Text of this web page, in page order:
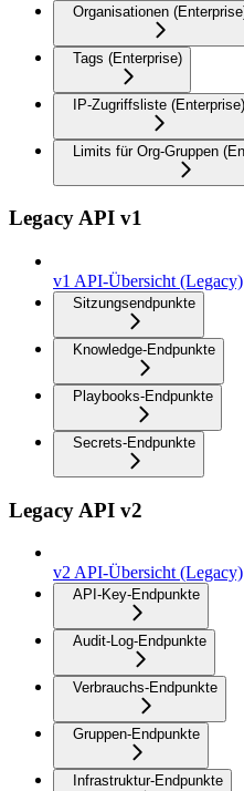
Organisationen
Tags (Enterprise)
IP-Zugriffsliste (Enterprise)
Limits für Org-Gruppen
Legacy API v1
v1 API-Übersicht (Legacy)
Sitzungsendpunkte
Knowledge-Endpunkte
Playbooks-Endpunkte
Secrets-Endpunkte
Legacy API v2
v2 API-Übersicht (Legacy)
API-Key-Endpunkte
Audit-Log-Endpunkte
Verbrauchs-Endpunkte
Gruppen-Endpunkte
Infrastruktur-Endpunkte